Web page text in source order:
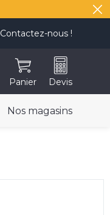
Contactez-nous !
Panier Devis
Nos magasins